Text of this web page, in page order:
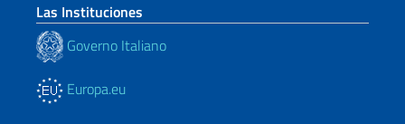
Las Instituciones
Governo Italiano
Europa.eu